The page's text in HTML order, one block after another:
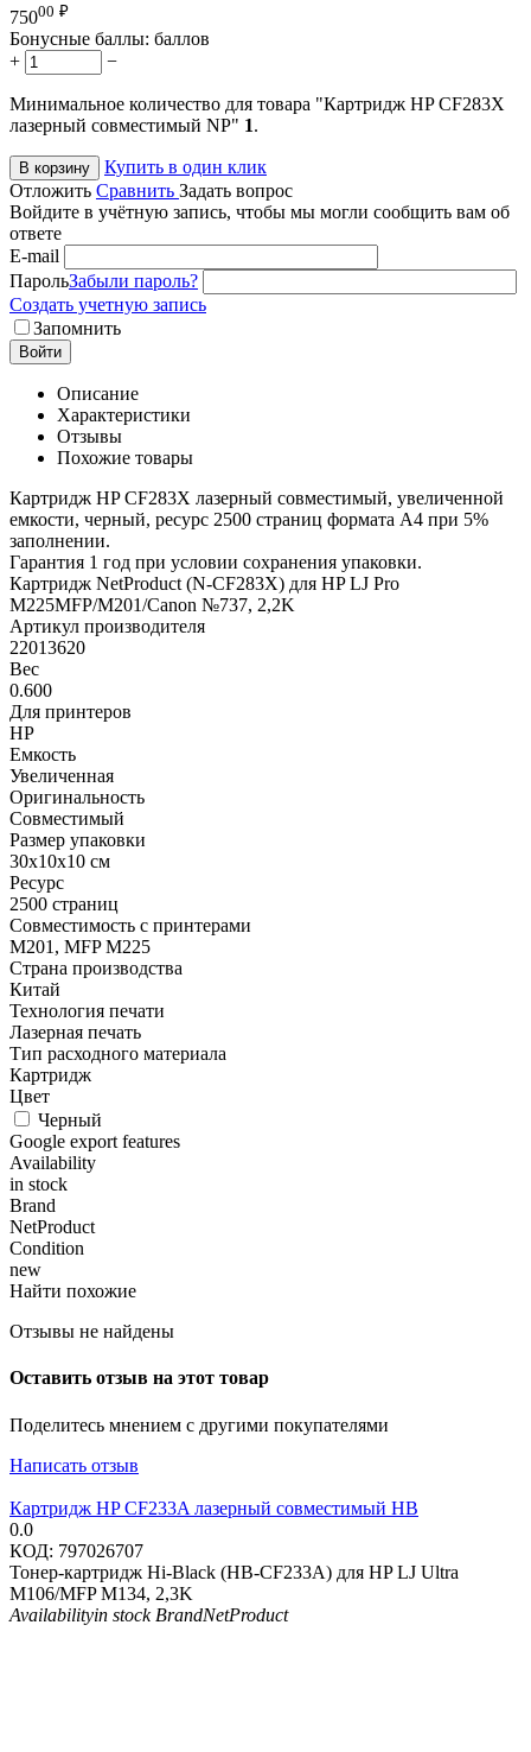
75000 ₽
Бонусные баллы: баллов
+
−
Минимальное количество для товара "Картридж HP CF283X
лазерный совместимый NP" 1.
В корзину
Купить в один клик
Отложить Сравнить Задать вопрос
Войдите в учётную запись, чтобы мы могли сообщить вам об
ответе
E-mail
ПарольЗабыли пароль?
Создать учетную запись
Запомнить
Войти
Описание
Характеристики
Отзывы
Похожие товары
Картридж HP CF283X лазерный совместимый, увеличенной
емкости, черный, ресурс 2500 страниц формата А4 при 5%
заполнении.
Гарантия 1 год при условии сохранения упаковки.
Картридж NetProduct (N-CF283X) для HP LJ Pro
M225MFP/M201/Canon №737, 2,2K
Артикул производителя
22013620
Вес
0.600
Для принтеров
HP
Емкость
Увеличенная
Оригинальность
Совместимый
Размер упаковки
30x10x10 см
Ресурс
2500 страниц
Совместимость с принтерами
M201, MFP M225
Страна производства
Китай
Технология печати
Лазерная печать
Тип расходного материала
Картридж
Цвет
Черный
Google export features
Availability
in stock
Brand
NetProduct
Condition
new
Найти похожие
Отзывы не найдены
Оставить отзыв на этот товар
Поделитесь мнением с другими покупателями
Написать отзыв
Картридж HP CF233A лазерный совместимый HB
0.0
КОД: 797026707
Тонер-картридж Hi-Black (HB-CF233A) для HP LJ Ultra
M106/MFP M134, 2,3K
Availabilityin stock BrandNetProduct